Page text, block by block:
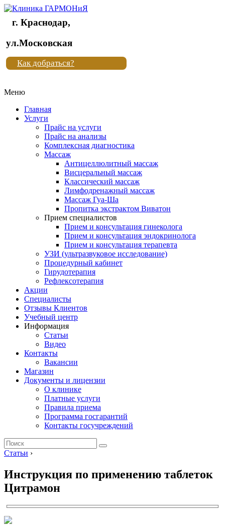
Клиника
"Новая
жизнь"
Клиника
жизнь"
г. Краснодар,
ул.Московская
Как добраться?
Меню
Главная
Услуги
Прайс на услуги
Прайс на анализы
Комплексная диагностика
Массаж
Антицеллюлитный массаж
Висцеральный массаж
Классический массаж
Лимфодренажный массаж
Массаж Гуа-Ша
Пропитка экстрактом Виватон
Прием специалистов
Прием и консультация гинеколога
Прием и консультация эндокринолога
Прием и консультация терапевта
УЗИ (ультразвуковое исследование)
Процедурный кабинет
Гирудотерапия
Рефлексотерапия
Акции
Специалисты
Отзывы Клиентов
Учебный центр
Информация
Статьи
Видео
Контакты
Вакансии
Магазин
Документы и лицензии
О клинике
Платные услуги
Правила приема
Программа госгарантий
Контакты госучреждений
Статьи ›
Инструкция по применению таблеток
Цитрамон